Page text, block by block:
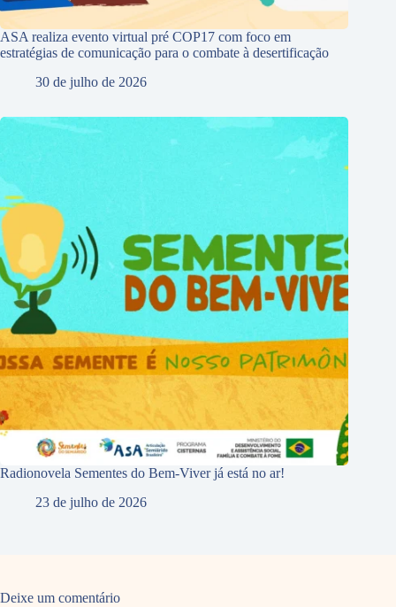
ASA realiza evento virtual pré COP17 com foco em
estratégias de comunicação para o combate à desertificação
30 de julho de 2026
Radionovela Sementes do Bem-Viver já está no ar!
23 de julho de 2026
Deixe um comentário